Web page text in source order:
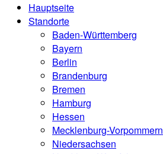
Hauptseite
Standorte
Baden-Württemberg
Bayern
Berlin
Brandenburg
Bremen
Hamburg
Hessen
Mecklenburg-Vorpommern
Niedersachsen